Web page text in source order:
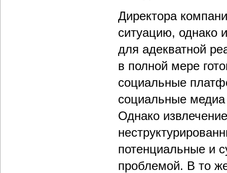
Директора
ситуацию, однако
для адекватной
в полной мере
социальные
социальные медиа
Однако
потенциальные и
проблемой. В то